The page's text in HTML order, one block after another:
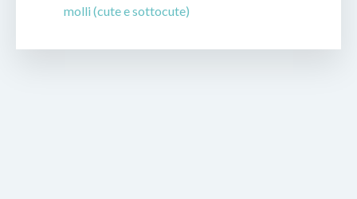
molli (cute e sottocute)